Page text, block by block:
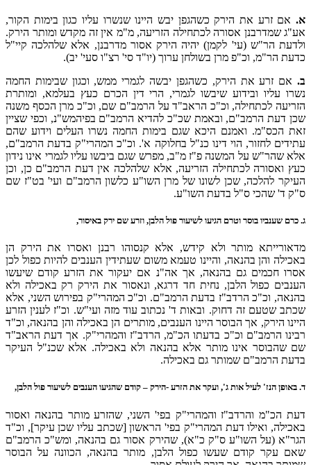
א. אם זרע את הירק כשהגפן יבש היינו שנשרו עליו כגון בימות הקור,
אע"ג שמדרבנן אסורה לכתחילה הזריעה, מ"מ אין זה מקדש ומותר הירק.
ולדעת הר"ש (עי' לקמן) יהיה הירק אסור מדרבנן, אלא שלהלכה קיי"ל
כדעת הר"מ, וכ"פ מרן בשולחן ערוך (יו"ד סי' רצ"ו סעי' יב).
ב. אם זרע את הירק, כשהגפן יבשה לגמרי ממש, וכגון שבימות החמה
נשרו עליו ובידוע שיבשו לגמרי, הרי דין הכרם כעץ בעלמא, ומותרת
הזריעה לכתחילה, וכ"כ הראב"ד על הרמב"ם שם, וכ"כ מרן הכסף משנה
שכן דעת הרמב"ם, ובאמת שכ"כ להדיא הרמב"ם בפיהמש"נ, וכפי שציין
זאת הכס"מ. ואמנם היכא שגם בימות החמה נשרו העלים וידוע שהם
עתידים לחזור, הוי דינו כנ"ל בחלוקה א'. וכ"כ המהרי"ק בדעת הרמב"ם,
אלא שהר"ש על המשנה פ"ז מ"ב, מפרש שגם ביבשו עליו לגמרי אינו נידון
כעץ ואסורה לכתחילה הזריעה, אלא שלהלכה אין דעת הרמב"ם כן, וכן
העיקר להלכה, שכן לשונו של מרן השו"ע כלשון הרמב"ם ועי' בט"ז שם
ס"ק ד' שהכי ס"ל בדעת השו"ע.
ג. כרם שענביו בוסר וטרם הגיעו לשיעור פול הלבן, וזרע שם ירק באיסור,
מדאורייתא מותר ולא קידש, אלא קנסוהו רבנן ואסרו את הירק הן
באכילה והן בהנאה, והיינו טעמא משום שעתידין הענבים להיות כפול לכן
אסרו חכמים גם בהנאה, אך אה"נ אם יעקור את הזרע קודם שיעשו
הענבים כפול הלבן, נחית חד דרגא, ונאסור את הירק רק באכילה ולא
בהנאה, וכ"כ הרדב"ז בדעת הרמב"ם. וכ"כ המהרי"ק בפירוש השני, אלא
שכתב שטעם זה דחוק. ובאות ד' נכתוב עוד מזה ועי"ש. וכ"ז לענין הזרע
היינו הירק, אך הבוסר היינו הענבים, מותרים הן באכילה והן בהנאה, וכ"ד
רבינו הרמב"ם וכ"כ בדעתו הכ"מ, הרדב"ז והמהרי"ק. אך דעת הראב"ד
שם שהבוסר אינו מותר אלא בהנאה ולא באכילה. אלא שכנ"ל העיקר
בדעת הרמב"ם שמותר גם באכילה.
ד. באופן הנז' לעיל אות ג', ועקר את הזרע -הירק – קודם שהגיעו הענבים לשיעור פול הלבן,
דעת הכ"מ והרדב"ז והמהרי"ק בפי' השני, שהזרע מותר בהנאה ואסור
באכילה, ואילו דעת המהרי"ק בפי' הראשון [שכתב עליו שכן עיקר], וכ"ד
הגר"א (על השו"ע ס"ק כ"א), שהירק אסור גם בהנאה, ומש"כ הרמב"ם
שאם עקר קודם שעשו כפול הלבן, מותר בהנאה, הכוונה על הבוסר